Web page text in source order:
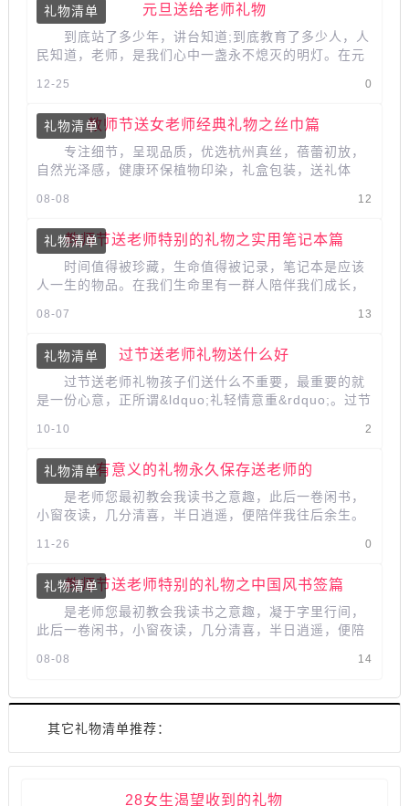
礼物清单 元旦送给老师礼物
到底站了多少年，讲台知道;到底教育了多少人，人
民知道，老师，是我们心中一盏永不熄灭的明灯。在元
0
12-25
礼物清单教师节送女老师经典礼物之丝巾篇
专注细节，呈现品质，优选杭州真丝，蓓蕾初放，
自然光泽感，健康环保植物印染，礼盒包装，送礼体
12
08-08
礼物清单
教师节送老师特别的礼物之实用笔记本篇
时间值得被珍藏，生命值得被记录，笔记本是应该
人一生的物品。在我们生命里有一群人陪伴我们成长，
13
08-07
礼物清单 过节送老师礼物送什么好
过节送老师礼物孩子们送什么不重要，最重要的就
是一份心意，正所谓&ldquo;礼轻情意重&rdquo;。过节
2
10-10
礼物清单有意义的礼物永久保存送老师的
是老师您最初教会我读书之意趣，此后一卷闲书，
小窗夜读，几分清喜，半日逍遥，便陪伴我往后余生。
0
11-26
礼物清单
教师节送老师特别的礼物之中国风书签篇
是老师您最初教会我读书之意趣，凝于字里行间，
此后一卷闲书，小窗夜读，几分清喜，半日逍遥，便陪
14
08-08
其它礼物清单推荐：
28女生渴望收到的礼物